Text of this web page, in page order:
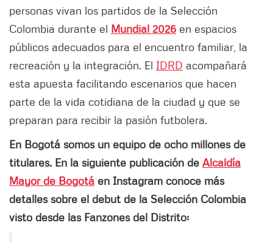
personas vivan los partidos de la Selección
Colombia durante el Mundial 2026 en espacios
públicos adecuados para el encuentro familiar, la
recreación y la integración. El IDRD acompañará
esta apuesta facilitando escenarios que hacen
parte de la vida cotidiana de la ciudad y que se
preparan para recibir la pasión futbolera.
En Bogotá somos un equipo de ocho millones de
titulares. En la siguiente publicación de Alcaldía
Mayor de Bogotá en Instagram conoce más
detalles sobre el debut de la Selección Colombia
visto desde las Fanzones del Distrito: